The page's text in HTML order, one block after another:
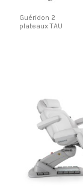
Guéridon 2
plateaux TAU